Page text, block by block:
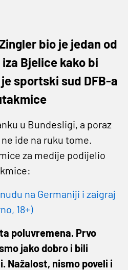
bio je jedan od
Bjelice kako bi
sportski sud DFB-a
u Bundesligi, a poraz
ide na ruku tome.
za medije podijelio
na Germaniji i zaigraj
18+)
poluvremena. Prvo
jako dobro i bili
nismo poveli i